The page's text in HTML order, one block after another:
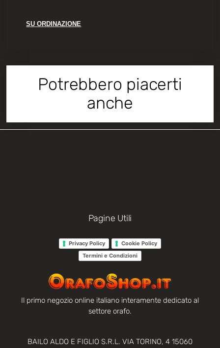
SU ORDINAZIONE
Potrebbero piacerti
anche
Pagine Utili
Privacy Policy
Cookie Policy
Termini e Condizioni
Il primo negozio online italiano interamente dedicato al
settore orafo.
BAILO ALDO E FIGLIO S.R.L. VIA TORINO, 4 15060